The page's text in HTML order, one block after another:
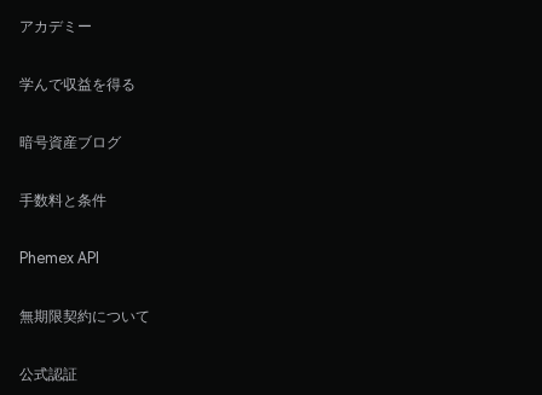
アカデミー
学んで収益を得る
暗号資産ブログ
手数料と条件
Phemex API
無期限契約について
公式認証